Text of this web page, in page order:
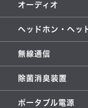
オーディオ
ヘッドホン・ヘッ
無線通信
除菌消臭装置
ポータブル電源